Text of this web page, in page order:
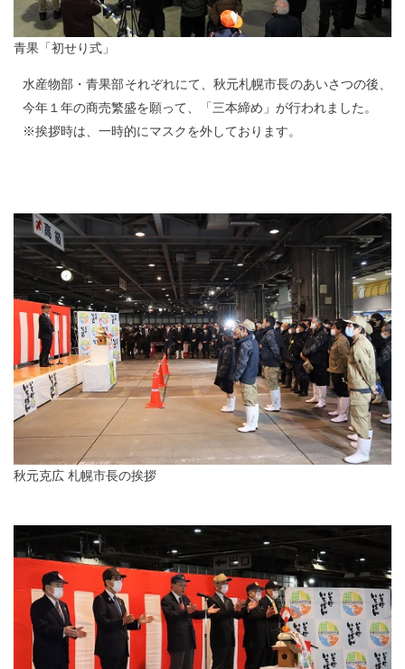
青果「初せり式」
水産物部・青果部それぞれにて、秋元札幌市長のあいさつの後、
今年１年の商売繁盛を願って、「三本締め」が行われました。
※挨拶時は、一時的にマスクを外しております。
秋元克広 札幌市長の挨拶